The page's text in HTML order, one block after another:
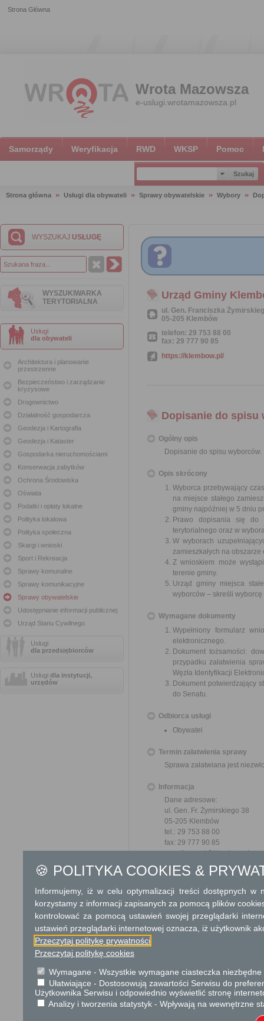
Strona Główna
Wrota Mazowsza
e-uslugi.wrotamazowsza.pl
Samorządy Weryfikacja RWD WKSP Pomoc
Strona główna Usługi dla obywateli Sprawy obywatelskie Wybory
WYSZUKAJ USŁUGĘ
WYSZUKIWARKA
TERYTORIALNA
Usługi
dla obywateli
Architektura i planowanie
przestrzenne
Bezpieczeństwo i zarządzanie
kryzysowe
Drogownictwo
Działalność gospodarcza
Geodezja i Kartografia
Geodezja i Kataster
Gospodarka nieruchomościami
Konserwacja zabytków
Ochrona Środowiska
Oświata
Podatki i opłaty lokalne
Polityka lokalowa
Polityka społeczna
Skargi i wnioski
Sport i Rekreacja
Sprawy komunalne
Sprawy komunikacyjne
Sprawy obywatelskie
Udostępnianie informacji publicznej
Urząd Stanu Cywilnego
Usługi
dla przedsiębiorców
Usługi dla instytucji,
urzędów
Urząd Gminy
ul. Gen. Franciszka
05-205 Klembów
telefon: 29 753 88 00
fax: 29 777 90 85
https://klembow.pl/
Dopisanie do spisu
Ogólny opis
Dopisanie do spisu wyborców.
Opis skrócony
Wyborca przebywający
na miejsce stałego
gminy najpóźniej w 5 dniu
Prawo dopisania się do
terytorialnego oraz w
W wyborach
zamieszkałych na
Z wnioskiem może
terenie gminy.
Urząd gminy miejsca
wyborców – skreśli
Wymagane dokumenty
Wypełniony formularz
elektronicznego.
Dokument tożsamości:
przypadku załatwienia
Węzła Identyfikacji
Dokument potwierdzający
do Senatu.
Odbiorca usługi
Obywatel
Termin załatwienia sprawy
Sprawa załatwiana jest
Informacja
Dane adresowe:
ul. Gen. Fr. Żymirskiego 38
05-205 Klembów
tel.: 29 753 88 00
fax: 29 777 90 85
e-mail: urzad@klembow.pl
Godziny pracy Urzędu:
Wt-Czw: 8:00 - 16:00
Pt: 8:00 - 15:00
Dodatkowe
Tryb odwoławczy
Brak
🍪 POLITYKA COOKIES &
Informujemy, iż w celu optymalizacji treści dostępnych w
korzystamy z informacji zapisanych za pomocą plików
kontrolować za pomocą ustawień swojej przeglądarki
ustawień przeglądarki internetowej oznacza, iż użytkownik
Przeczytaj politykę prywatności
Przeczytaj politykę cookies
Wymagane - Wszystkie wymagane ciasteczka
Ułatwiające - Dostosowują zawartości Serwisu do
Użytkownika Serwisu i odpowiednio wyświetlić stronę
Analizy i tworzenia statystyk - Wpływają na wewnętrzne